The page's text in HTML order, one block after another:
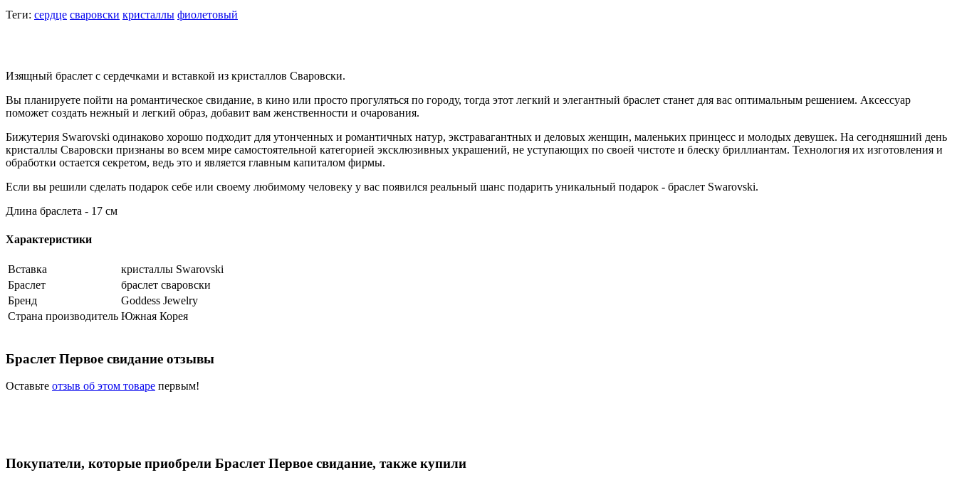
Теги: сердце сваровски кристаллы фиолетовый
Изящный браслет с сердечками и вставкой из кристаллов Сваровски.
Вы планируете пойти на романтическое свидание, в кино или просто прогуляться по городу, тогда этот легкий и элегантный браслет станет для вас оптимальным решением. Аксессуар
поможет создать нежный и легкий образ, добавит вам женственности и очарования.
Бижутерия Swarovski одинаково хорошо подходит для утонченных и романтичных натур, экстравагантных и деловых женщин, маленьких принцесс и молодых девушек. На сегодняшний день
кристаллы Сваровски признаны во всем мире самостоятельной категорией эксклюзивных украшений, не уступающих по своей чистоте и блеску бриллиантам. Технология их изготовления и
обработки остается секретом, ведь это и является главным капиталом фирмы.
Если вы решили сделать подарок себе или своему любимому человеку у вас появился реальный шанс подарить уникальный подарок - браслет Swarovski.
Длина браслета - 17 см
Характеристики
Вставка
кристаллы Swarovski
Браслет
браслет сваровски
Бренд
Goddess Jewelry
Страна производитель Южная Корея
Браслет Первое свидание отзывы
Оставьте отзыв об этом товаре первым!
Покупатели, которые приобрели Браслет Первое свидание, также купили